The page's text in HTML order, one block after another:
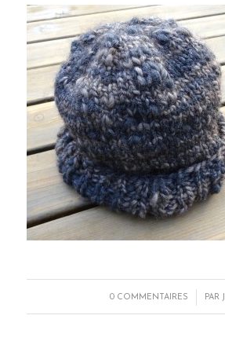
0 COMMENTAIRES
/ PAR